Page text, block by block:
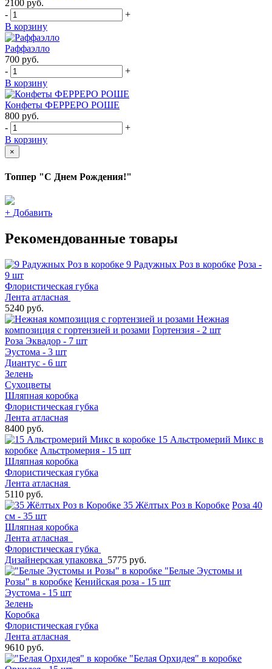
2100 руб.
-
+
В корзину
Раффаэлло
700 руб.
-
+
В корзину
Конфеты ФЕРРЕРО РОШЕ
800 руб.
-
+
В корзину
×
Топпер "С Днем Рождения!"
+ Добавить
Рекомендованные товары
9 Радужных Роз в коробке Роза -
9 шт
Флористическая губка
Лента атласная
5240 руб.
Нежная
композиция с гортензией и розами Гортензия - 2 шт
Роза Эквадор - 7 шт
Эустома - 3 шт
Диантус - 6 шт
Зелень
Сухоцветы
Шляпная коробка
Флористическая губка
Лента атласная
8400 руб.
15 Альстромерий Микс в
коробке Альстромерия - 15 шт
Шляпная коробка
Флористическая губка
Лента атласная
5110 руб.
35 Жёлтых Роз в Коробке Роза 40
см - 35 шт
Шляпная коробка
Лента атласная
Флористическая губка
Дизайнерская упаковка 5775 руб.
"Белые Эустомы и
Розы" в коробке Кенийская роза - 15 шт
Эустома - 15 шт
Зелень
Коробка
Флористическая губка
Лента атласная
9610 руб.
"Белая Орхидея" в коробке